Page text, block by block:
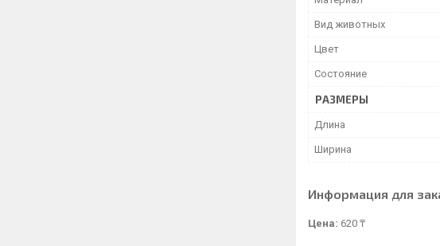
Вид животных
Цвет
Состояние
РАЗМЕРЫ
Длина
Ширина
Информация для
Цена: 620 ₸